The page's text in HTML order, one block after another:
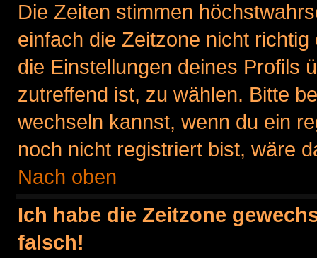
Die Zeiten stimmen
einfach die Zeitzone nicht
die Einstellungen deines Profils
zutreffend ist, zu wählen. Bitte
wechseln kannst, wenn du ein
noch nicht registriert bist, wäre
Nach oben
Ich habe die Zeitzone
falsch!